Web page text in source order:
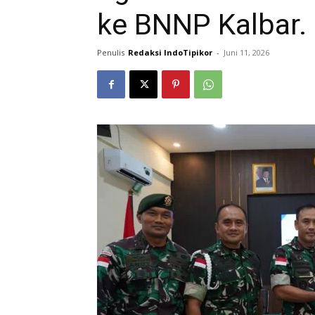
ke BNNP Kalbar.
Penulis Redaksi IndoTipikor - Juni 11, 2026